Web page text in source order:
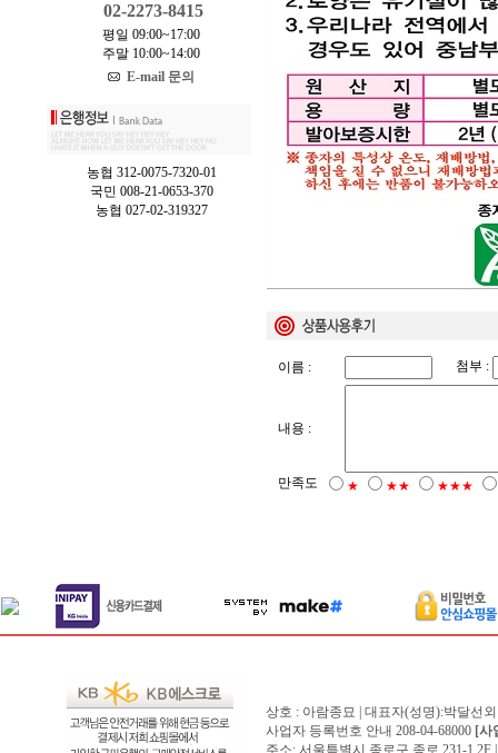
02-2273-8415
평일 09:00~17:00
주말 10:00~14:00
E-mail 문의
농협 312-0075-7320-01
국민 008-21-0653-370
농협 027-02-319327
이름 : 첨부 :
내용 :
만족도 ★ ★★ ★★★
상호 : 아람종묘 | 대표자(성명):박달선
사업자 등록번호 안내 208-04-68000 [사
주소: 서울특별시 종로구 종로 231-1,2F